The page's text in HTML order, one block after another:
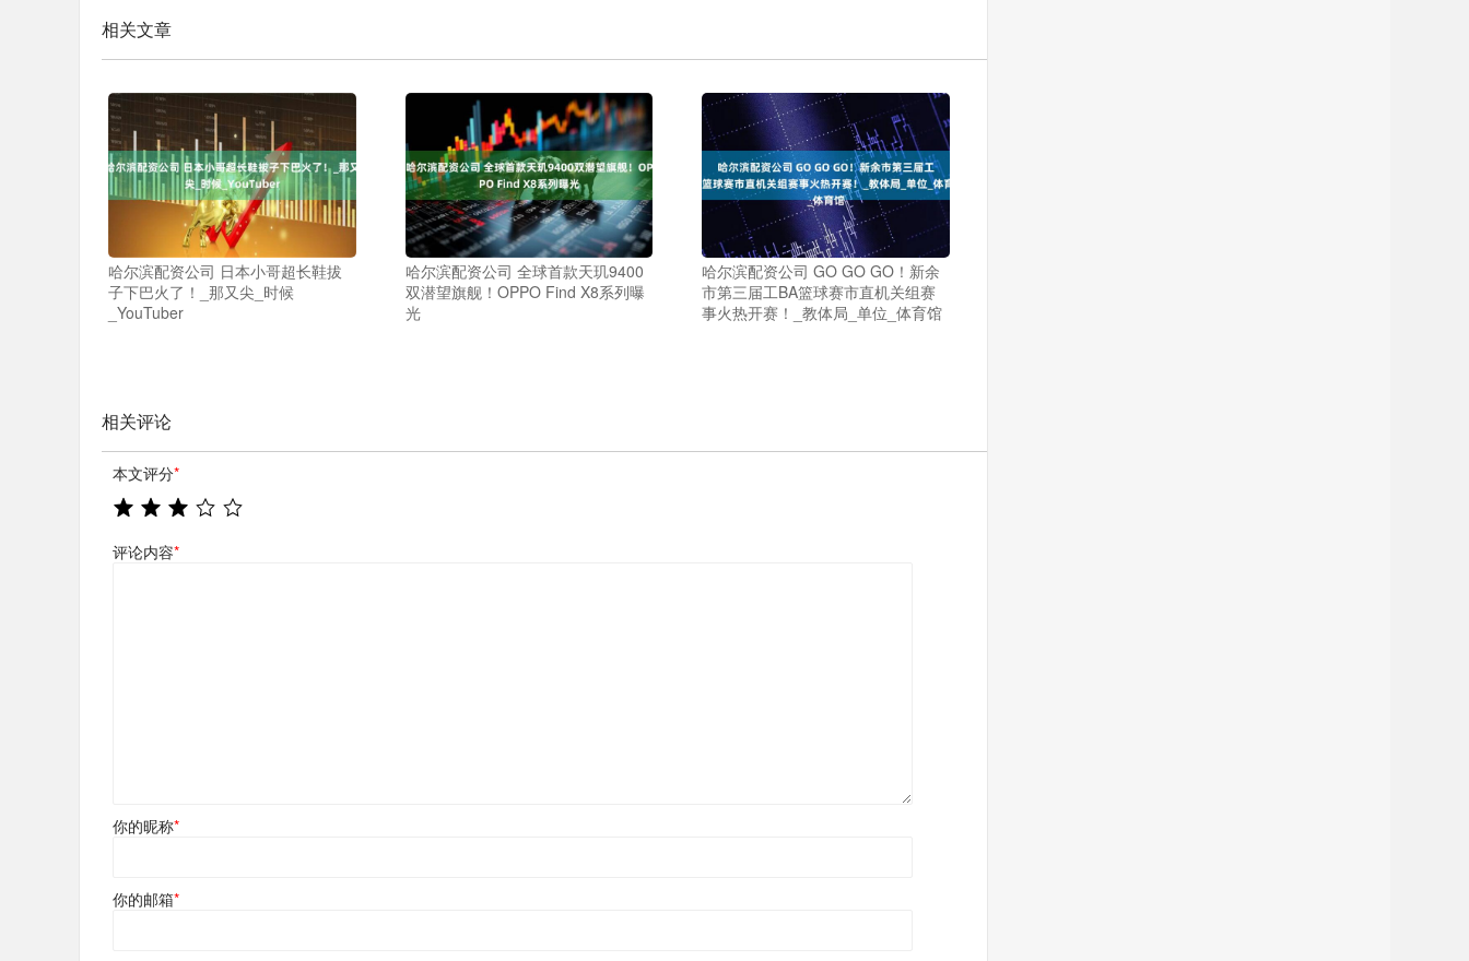
相关文章
哈尔滨配资公司 日本小哥超长鞋拔
子下巴火了！_那又尖_时候
_YouTuber
哈尔滨配资公司 全球首款天玑9400
双潜望旗舰！OPPO Find X8系列曝
光
哈尔滨配资公司 GO GO GO！新余
市第三届工BA篮球赛市直机关组赛
事火热开赛！_教体局_单位_体育馆
相关评论
本文评分*
评论内容*
你的昵称*
你的邮箱*